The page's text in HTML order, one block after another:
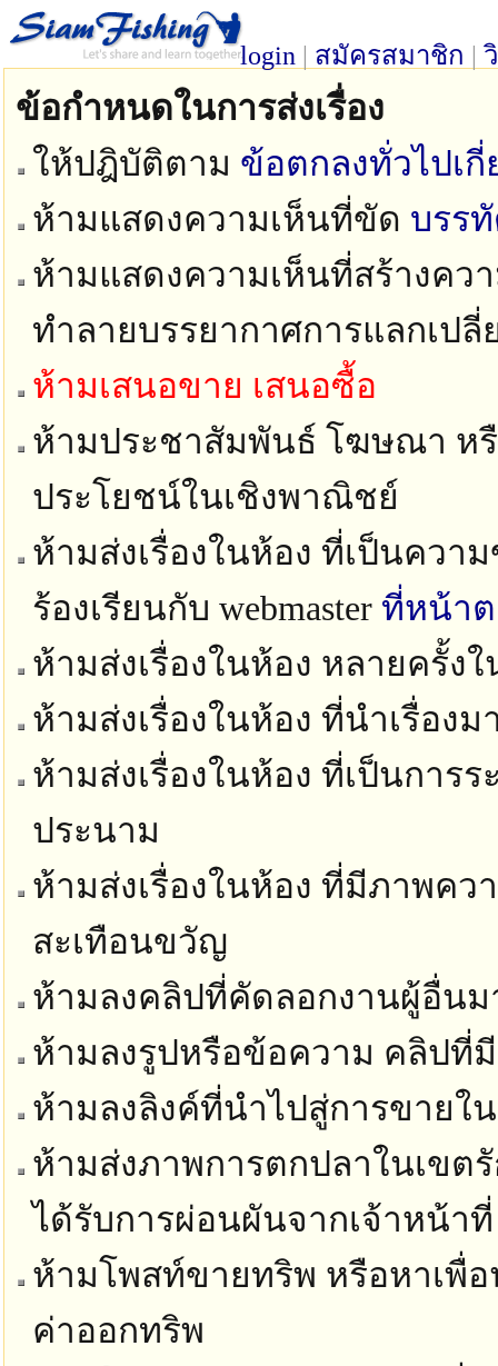
login | สมัครสมาชิก |
ข้อกำหนดในการส่งเรื่อง
ให้ปฎิบัติตาม ข้อตกลงทั่วไปเ
ห้ามแสดงความเห็นที่ขัด บรร
ห้ามแสดงความเห็นที่สร้างคว
ทำลายบรรยากาศการแลกเปลี่
ห้ามเสนอขาย เสนอซื้อ
ห้ามประชาสัมพันธ์ โฆษณา ห
ประโยชน์ในเชิงพาณิชย์
ห้ามส่งเรื่องในห้อง ที่เป็นคว
ร้องเรียนกับ webmaster ที่หน้า
ห้ามส่งเรื่องในห้อง หลายครั้ง
ห้ามส่งเรื่องในห้อง ที่นำเรื่องม
ห้ามส่งเรื่องในห้อง ที่เป็นการ
ประนาม
ห้ามส่งเรื่องในห้อง ที่มีภาพค
สะเทือนขวัญ
ห้ามลงคลิปที่คัดลอกงานผู้อื่นม
ห้ามลงรูปหรือข้อความ คลิปที่มี
ห้ามลงลิงค์ที่นำไปสู่การขายใ
ห้ามส่งภาพการตกปลาในเขต
ได้รับการผ่อนผันจากเจ้าหน้าที่
ห้ามโพสท์ขายทริพ หรือหาเพื่
ค่าออกทริพ